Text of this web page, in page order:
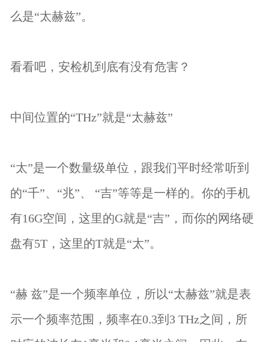
么是“太赫兹”。
看看吧，安检机到底有没有危害？
中间位置的“THz”就是“太赫兹”
“太”是一个数量级单位，跟我们平时经常听到
的“千”、“兆”、 “吉”等等是一样的。你的手机
有16G空间，这里的G就是“吉”，而你的网络硬
盘有5T，这里的T就是“太”。
“赫 兹”是一个频率单位，所以“太赫兹”就是表
示一个频率范围，频率在0.3到3 THz之间，所